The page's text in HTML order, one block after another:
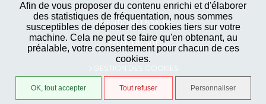
Afin de vous proposer du contenu enrichi et d'élaborer
des statistiques de fréquentation, nous sommes
susceptibles de déposer des cookies tiers sur votre
machine. Cela ne peut se faire qu'en obtenant, au
préalable, votre consentement pour chacun de ces
cookies.
OK, tout accepter Tout refuser Personnaliser
MENTIONS LÉGALES
PLAN DU SITE
GESTION DES COOKIES